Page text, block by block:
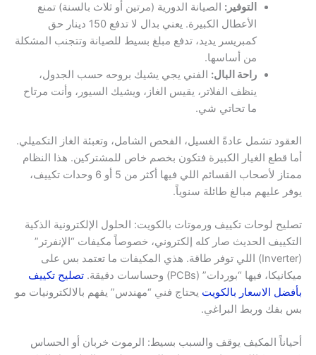
التوفير: الصيانة الدورية (مرتين أو ثلاث بالسنة) تمنع
الأعطال الكبيرة. يعني بدال لا تدفع 150 دينار حق
كمبريسر يديد، تدفع مبلغ بسيط للصيانة وتتجنب المشكلة
من أساسها.
راحة البال: الفني يجي يشيك بروحه حسب الجدول،
ينظف الفلاتر، يقيس الغاز، ويشيك السيور، وأنت مرتاح
ما تحاتي شي.
العقود تشمل عادةً الغسيل، الفحص الشامل، وتعبئة الغاز التكميلي.
أما قطع الغيار الكبيرة فتكون بخصم خاص للمشتركين. هذا النظام
ممتاز لأصحاب القسائم اللي فيها أكثر من 5 أو 6 وحدات تكييف،
يوفر عليهم مبالغ طائلة سنوياً.
تصليح لوحات تكييف ورموتات بالكويت: الحلول الإلكترونية الذكية
التكييف الحديث صار كله إلكتروني، خصوصاً مكيفات “الإنفرتر”
(Inverter) اللي توفر طاقة. هذي المكيفات ما تعتمد بس على
ميكانيكا، فيها “بوردات” (PCBs) وحساسات دقيقة.
تصليح تكييف
بأفضل الاسعار بالكويت يحتاج فني “مهندس” يفهم بالالكترونيات مو
بس بفك وربط البراغي.
أحياناً المكيف يوقف والسبب بسيط: الرموت خربان أو الحساس